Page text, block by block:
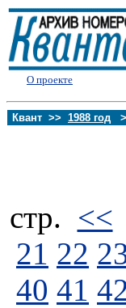
О проекте
Квант >> 1988 год
стp. <<
21 22
40 41